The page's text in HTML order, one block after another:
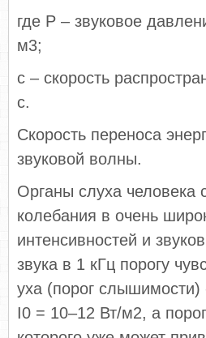
где P – звуковое
м3;
c – скорость
с.
Скорость переноса
звуковой волны.
Органы слуха человека
колебания в очень
интенсивностей и
звука в 1 кГц порогу
уха (порог слышимости)
I0 = 10–12 Вт/м2, а